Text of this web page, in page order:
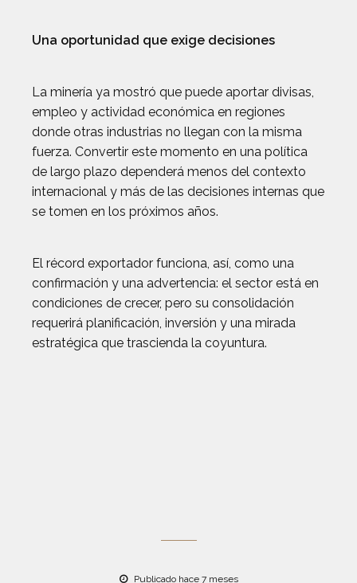
Una oportunidad que exige decisiones
La minería ya mostró que puede aportar divisas,
empleo y actividad económica en regiones
donde otras industrias no llegan con la misma
fuerza. Convertir este momento en una política
de largo plazo dependerá menos del contexto
internacional y más de las decisiones internas que
se tomen en los próximos años.
El récord exportador funciona, así, como una
confirmación y una advertencia: el sector está en
condiciones de crecer, pero su consolidación
requerirá planificación, inversión y una mirada
estratégica que trascienda la coyuntura.
Publicado hace 7 meses